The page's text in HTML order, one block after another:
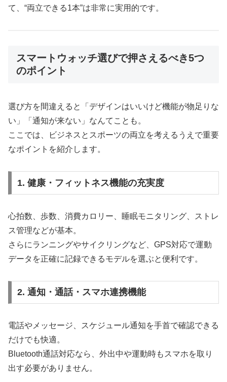
て、“両立できる1本”は非常に実用的です。
スマートウォッチ選びで押さえるべき5つ
のポイント
選び方を間違えると「デザインはいいけど機能が物足りな
い」「通知が来ない」なんてことも。
ここでは、ビジネスとスポーツの両立を考えるうえで重要
なポイントを紹介します。
1. 健康・フィットネス機能の充実度
心拍数、歩数、消費カロリー、睡眠モニタリング、ストレ
ス管理などが基本。
さらにランニングやサイクリングなど、GPS対応で運動
データを正確に記録できるモデルを選ぶと便利です。
2. 通知・通話・スマホ連携機能
電話やメッセージ、スケジュール通知を手首で確認できる
だけでも快適。
Bluetooth通話対応なら、外出中や運動時もスマホを取り
出す必要がありません。